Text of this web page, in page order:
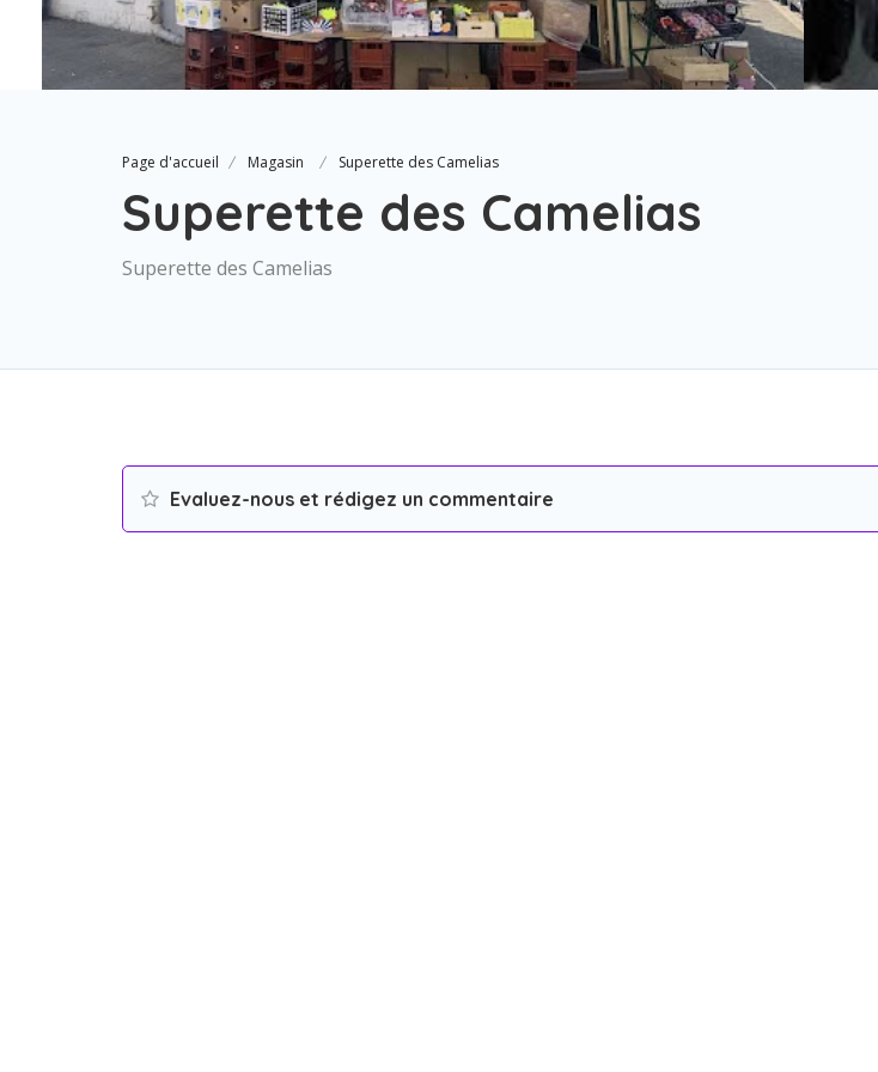
Page d'accueil Magasin Superette des Camelias
Superette des Camelias
Superette des Camelias
Evaluez-nous et rédigez un commentaire